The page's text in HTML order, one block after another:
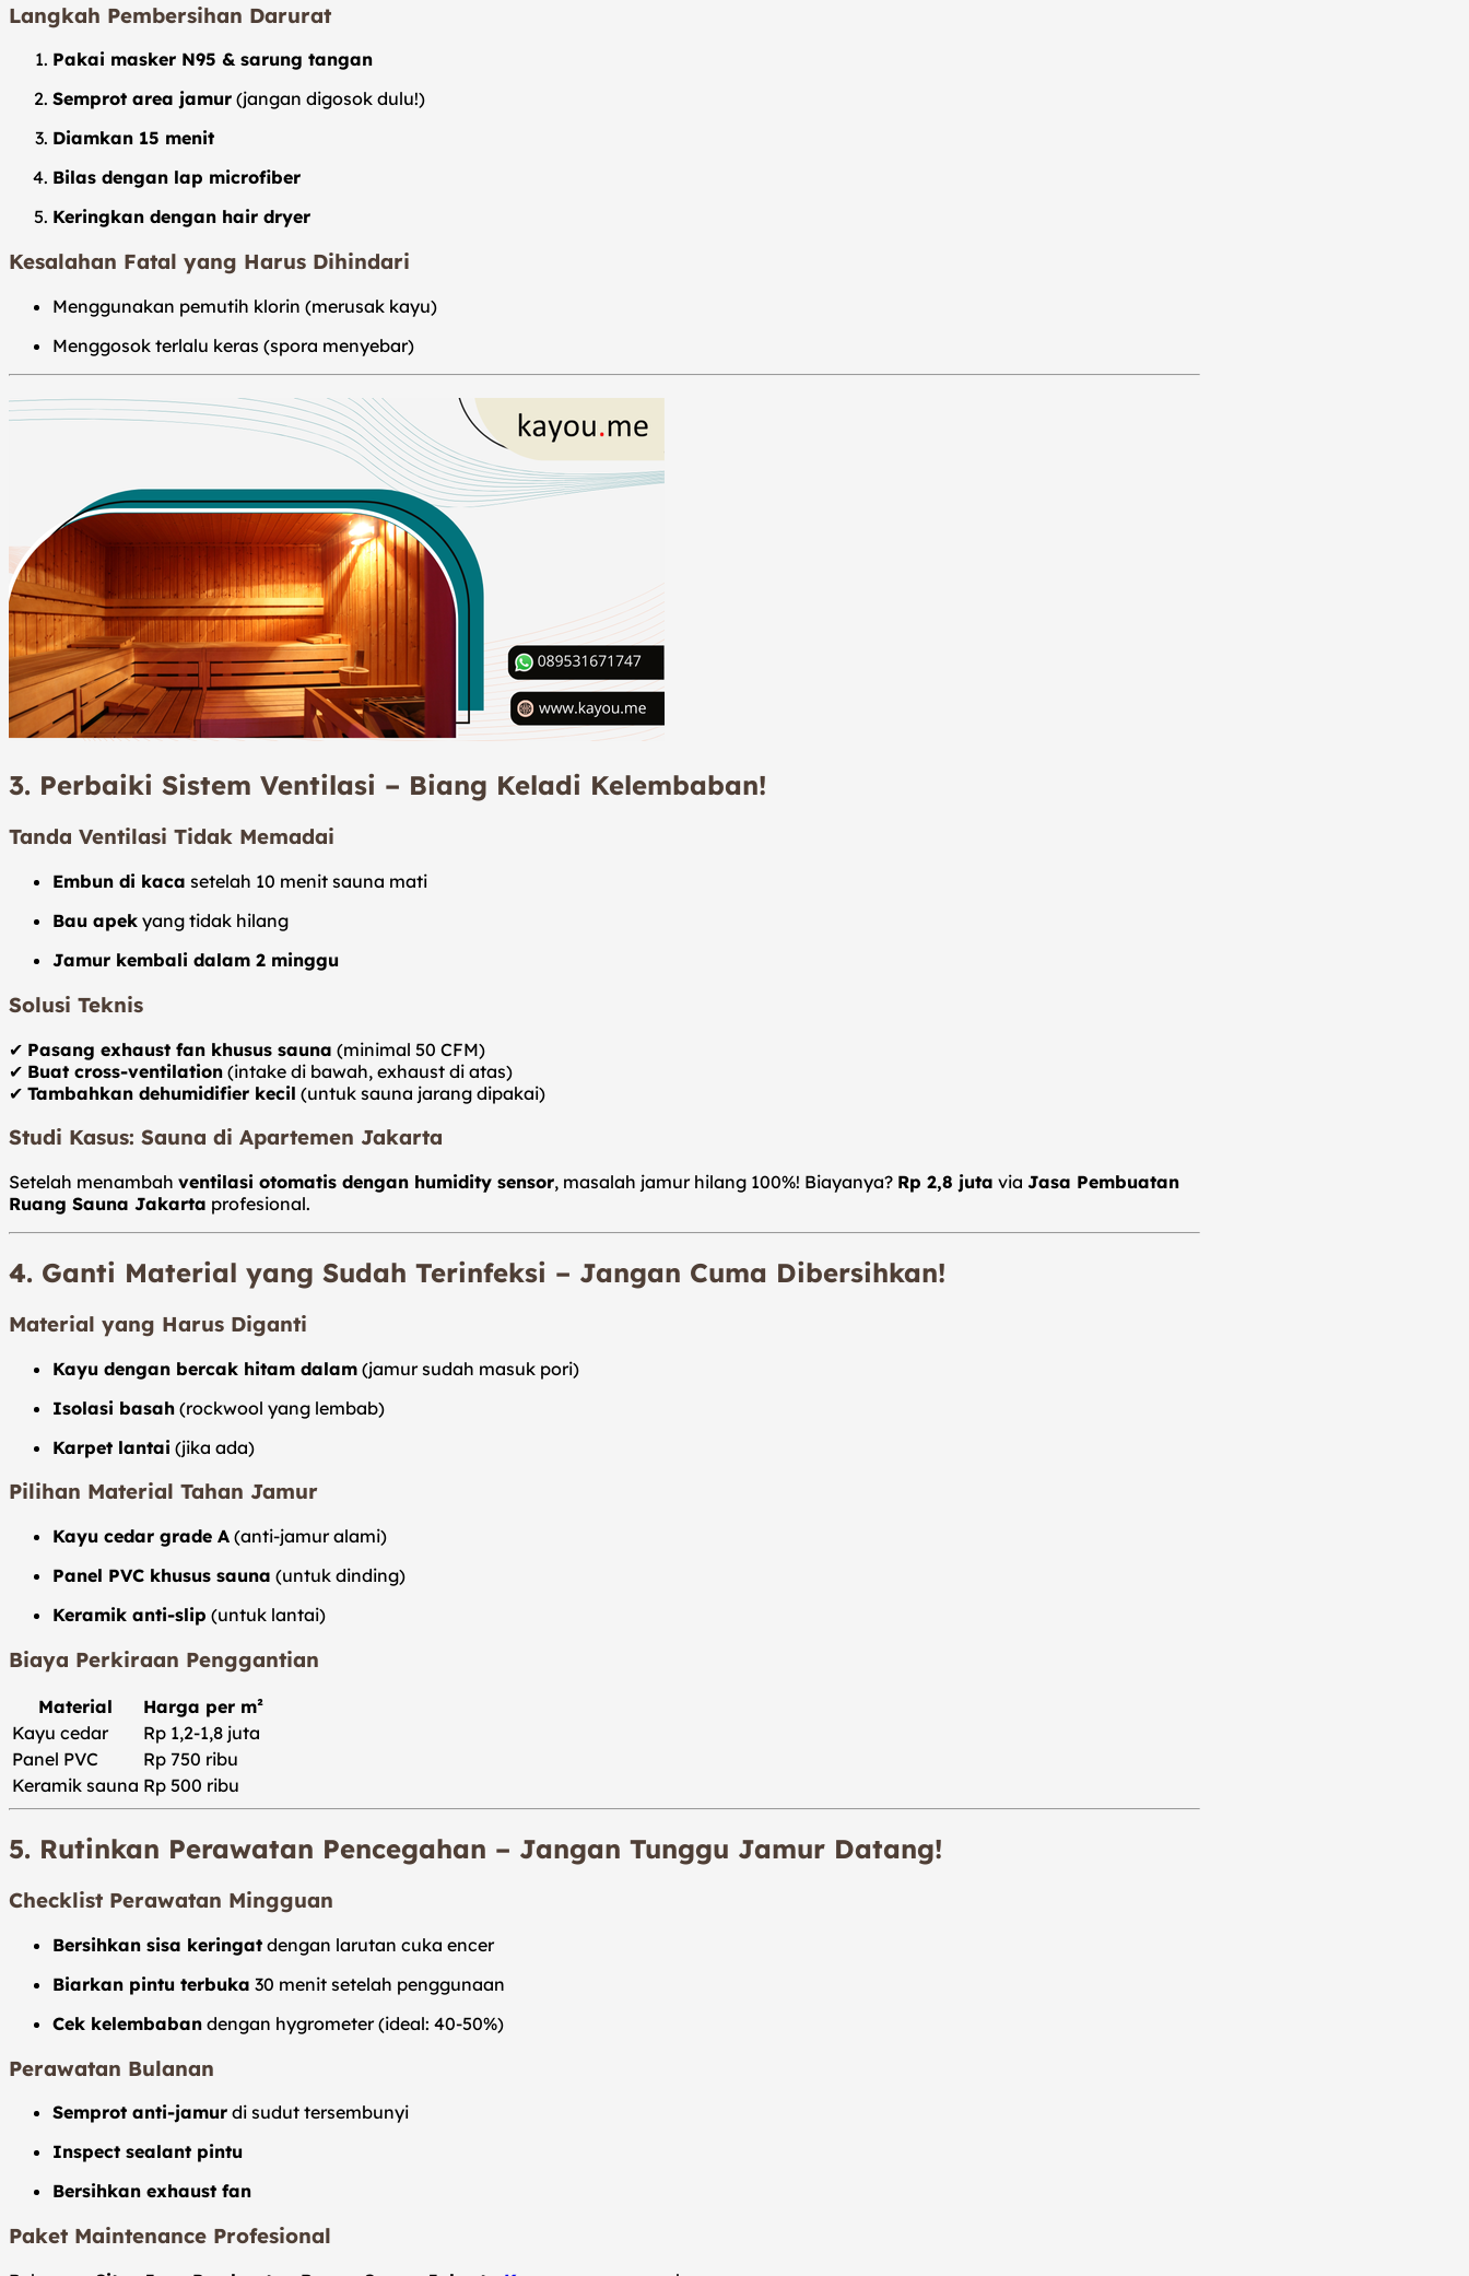
Langkah Pembersihan Darurat
Pakai masker N95 & sarung tangan
Semprot area jamur (jangan digosok dulu!)
Diamkan 15 menit
Bilas dengan lap microfiber
Keringkan dengan hair dryer
Kesalahan Fatal yang Harus Dihindari
Menggunakan pemutih klorin (merusak kayu)
Menggosok terlalu keras (spora menyebar)
3. Perbaiki Sistem Ventilasi – Biang Keladi Kelembaban!
Tanda Ventilasi Tidak Memadai
Embun di kaca setelah 10 menit sauna mati
Bau apek yang tidak hilang
Jamur kembali dalam 2 minggu
Solusi Teknis
✔ Pasang exhaust fan khusus sauna (minimal 50 CFM)
✔ Buat cross-ventilation (intake di bawah, exhaust di atas)
✔ Tambahkan dehumidifier kecil (untuk sauna jarang dipakai)
Studi Kasus: Sauna di Apartemen Jakarta
Setelah menambah ventilasi otomatis dengan humidity sensor, masalah jamur hilang 100%! Biayanya? Rp 2,8 juta via Jasa Pembuatan
Ruang Sauna Jakarta profesional.
4. Ganti Material yang Sudah Terinfeksi – Jangan Cuma Dibersihkan!
Material yang Harus Diganti
Kayu dengan bercak hitam dalam (jamur sudah masuk pori)
Isolasi basah (rockwool yang lembab)
Karpet lantai (jika ada)
Pilihan Material Tahan Jamur
Kayu cedar grade A (anti-jamur alami)
Panel PVC khusus sauna (untuk dinding)
Keramik anti-slip (untuk lantai)
Biaya Perkiraan Penggantian
Material
Harga per m²
Kayu cedar
Rp 1,2-1,8 juta
Panel PVC
Rp 750 ribu
Keramik sauna Rp 500 ribu
5. Rutinkan Perawatan Pencegahan – Jangan Tunggu Jamur Datang!
Checklist Perawatan Mingguan
Bersihkan sisa keringat dengan larutan cuka encer
Biarkan pintu terbuka 30 menit setelah penggunaan
Cek kelembaban dengan hygrometer (ideal: 40-50%)
Perawatan Bulanan
Semprot anti-jamur di sudut tersembunyi
Inspect sealant pintu
Bersihkan exhaust fan
Paket Maintenance Profesional